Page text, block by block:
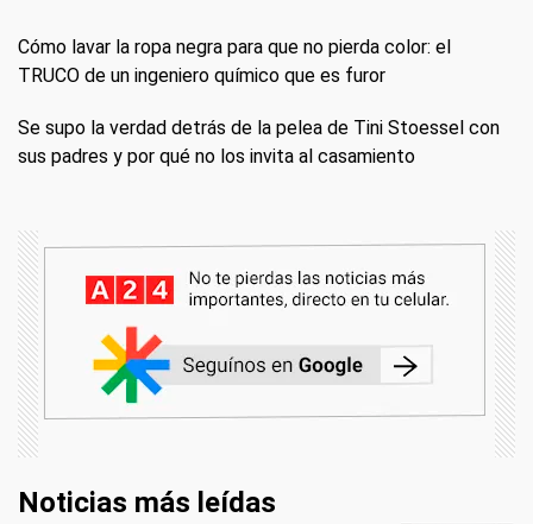
Cómo lavar la ropa negra para que no pierda color: el
TRUCO de un ingeniero químico que es furor
Se supo la verdad detrás de la pelea de Tini Stoessel con
sus padres y por qué no los invita al casamiento
Noticias más leídas